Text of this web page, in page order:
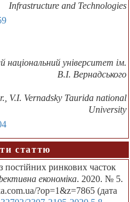
Infrastructure and Technologies
національний університет ім.
В.І. Вернадського
V.I. Vernadsky Taurida national
University
статтю
постійних ринкових часток
економіка. 2020. № 5.
?op=1&z=7865 (дата